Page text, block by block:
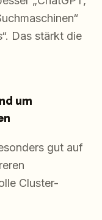
Das stärkt die
um
gut auf
Cluster-